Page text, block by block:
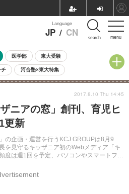
menu
Language
JP / CN search
医学部 東大受験
チ 河合塾×東大特集
中学受験 小学校受験
校 過去問 人気記事
研究教材（中学生向け）
ニアの窓」創刊、育児ヒ
更新
の企画・運営を行うKCJ GROUPは8月9
を見守るキッザニア初のWebメディア「キ
度は週1回を予定、パソコンやスマートフォ
2017.8.10 Thu 14:45